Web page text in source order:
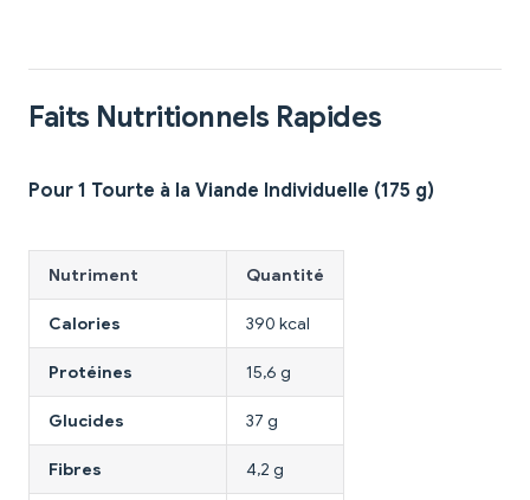
Faits Nutritionnels Rapides
Pour 1 Tourte à la Viande Individuelle (175 g)
Nutriment Quantité
Calories 390 kcal
Protéines 15,6 g
Glucides 37 g
Fibres 4,2 g